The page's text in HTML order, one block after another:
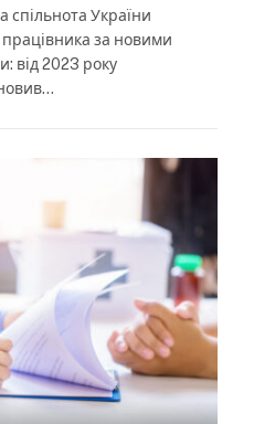
спільнота України
за новими
від 2023 року